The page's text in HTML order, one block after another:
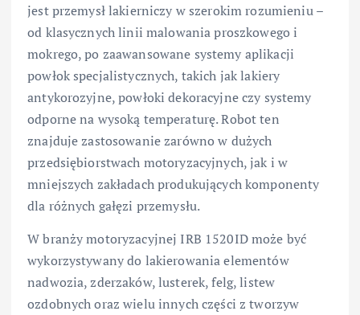
jest przemysł lakierniczy w szerokim rozumieniu –
od klasycznych linii malowania proszkowego i
mokrego, po zaawansowane systemy aplikacji
powłok specjalistycznych, takich jak lakiery
antykorozyjne, powłoki dekoracyjne czy systemy
odporne na wysoką temperaturę. Robot ten
znajduje zastosowanie zarówno w dużych
przedsiębiorstwach motoryzacyjnych, jak i w
mniejszych zakładach produkujących komponenty
dla różnych gałęzi przemysłu.
W branży motoryzacyjnej IRB 1520ID może być
wykorzystywany do lakierowania elementów
nadwozia, zderzaków, lusterek, felg, listew
ozdobnych oraz wielu innych części z tworzyw